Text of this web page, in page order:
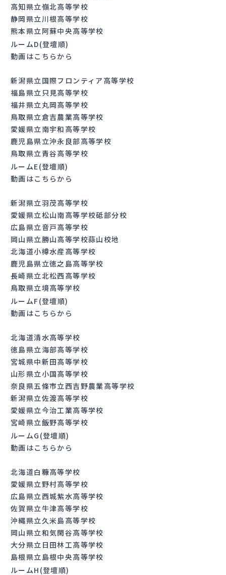
高知県立嶺北高等学校
静岡県立川根高等学校
熊本県立阿蘇中央高等学校
ルームD(登壇順)
動画はこちらから
新潟県立国際フロンティア高等学校
福島県立只見高等学校
福井県立丸岡高等学校
鳥取県立倉吉農業高等学校
愛媛県立南宇和高等学校
鹿児島県立沖永良部高等学校
鳥取県立青谷高等学校
ルームE(登壇順)
動画はこちらから
新潟県立羽茂高等学校
愛媛県立松山南高等学校砥部分校
広島県立音戸高等学校
岡山県立勝山高等学校蒜山校地
北海道小樽水産高等学校
鹿児島県立徳之島高等学校
長崎県立北松西高等学校
鳥取県立境高等学校
ルームF(登壇順)
動画はこちらから
北海道清水高等学校
徳島県立海部高等学校
宮城県中新田高等学校
山形県立小国高等学校
奈良県五條市立西吉野農業高等学校
新潟県立佐渡高等学校
愛媛県立今治工業高等学校
宮崎県立飯野高等学校
ルームG(登壇順)
動画はこちらから
北海道白糠高等学校
愛媛県立野村高等学校
広島県立西城紫水高等学校
佐賀県立牛津高等学校
沖縄県立久米島高等学校
岡山県立和気閑谷高等学校
大分県立日田林工高等学校
島根県立島根中央高等学校
ルームH(登壇順)